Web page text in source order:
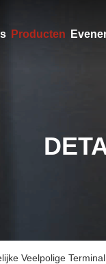
Producten
Veelpolige